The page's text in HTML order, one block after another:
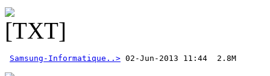
Samsung-Informatique..>